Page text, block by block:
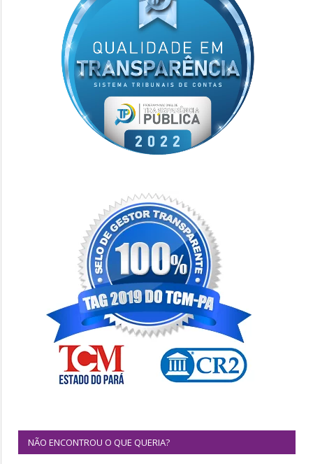
NÃO ENCONTROU O QUE QUERIA?